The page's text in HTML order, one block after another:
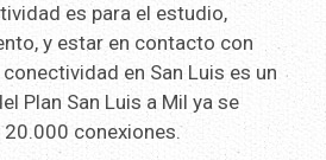
es para el estudio,
y estar en contacto con
en San Luis es un
Plan San Luis a Mil ya se
conexiones.